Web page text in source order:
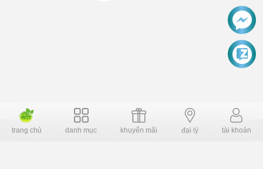
Copyright © 2006 Dochoiplaza.com Alright reversed. Designed
trang chủ danh mục khuyến mãi đại lý tài khoản